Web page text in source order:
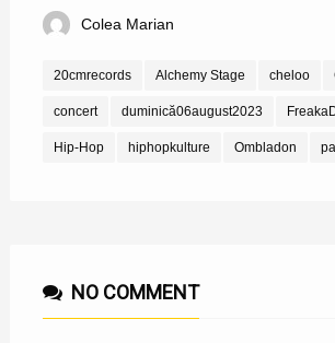
Colea Marian
20cmrecords Alchemy Stage cheloo
concert duminică06august2023
Hip-Hop hiphopkulture Ombladon
NO COMMENT